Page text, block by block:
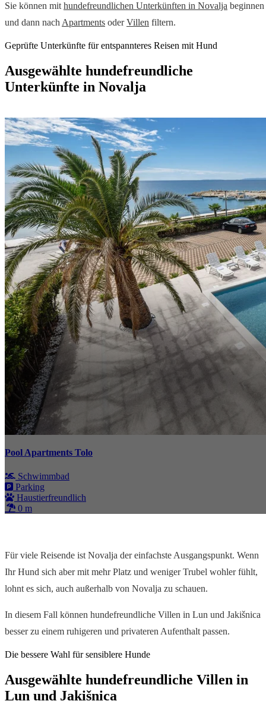
Sie können mit hundefreundlichen Unterkünften in Novalja beginnen
und dann nach Apartments oderVillen filtern.
Geprüfte Unterkünfte für entspannteres Reisen mit Hund
Ausgewählte hundefreundliche
Unterkünfte in Novalja
Pool Apartments Tolo
Schwimmbad
Parking
Haustierfreundlich
0 m
Für viele Reisende ist Novalja der einfachste Ausgangspunkt. Wenn
Ihr Hund sich aber mit mehr Platz und weniger Trubel wohler fühlt,
lohnt es sich, auch außerhalb von Novalja zu schauen.
In diesem Fall können hundefreundliche Villen in Lun und Jakišnica
besser zu einem ruhigeren und privateren Aufenthalt passen.
Die bessere Wahl für sensiblere Hunde
Ausgewählte hundefreundliche Villen in
Lun und Jakišnica